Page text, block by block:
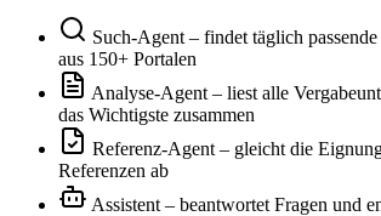
Such-Agent – findet täglich
aus 150+ Portalen
Analyse-Agent – liest alle
das Wichtigste zusammen
Referenz-Agent – gleicht die
Referenzen ab
Assistent – beantwortet Fragen und